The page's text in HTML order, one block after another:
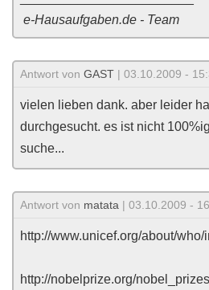
e-Hausaufgaben.de - Team
Antwort von GAST | 03.10.2009 -
vielen lieben dank. aber leider
durchgesucht. es ist nicht
suche...
Antwort von matata | 03.10.2009 -
http://www.unicef.org/about/who/
http://nobelprize.org/